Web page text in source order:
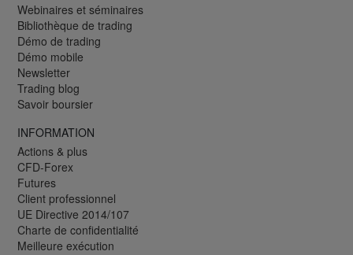
Webinaires et séminaires
Bibliothèque de trading
Démo de trading
Démo mobile
Newsletter
Trading blog
Savoir boursier
INFORMATION
Actions & plus
CFD-Forex
Futures
Client professionnel
UE Directive 2014/107
Charte de confidentialité
Meilleure exécution